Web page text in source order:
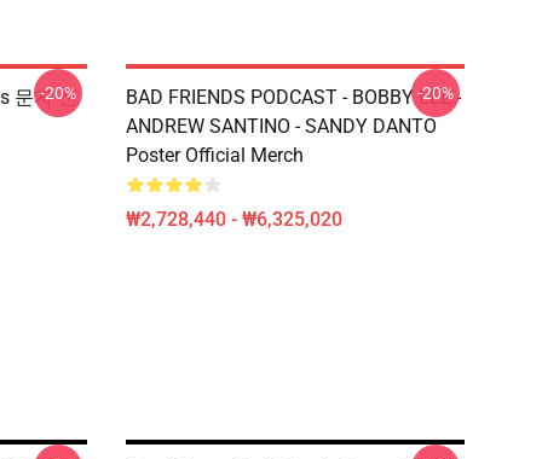
문자 전
-20%
BAD FRIENDS PODCAST - BOBBY LEE -
ANDREW SANTINO - SANDY DANTO
Poster Official Merch
₩2,728,440 - ₩6,325,020
-20%